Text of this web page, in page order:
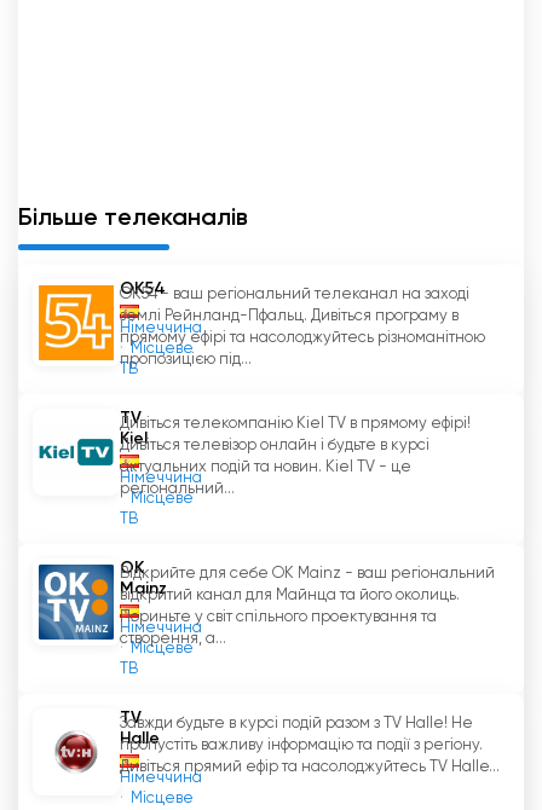
Більше телеканалів
OK54
Німеччина
Місцеве
ТВ
OK54 - ваш регіональний телеканал на заході
землі Рейнланд-Пфальц. Дивіться програму в
прямому ефірі та насолоджуйтесь різноманітною
пропозицією під...
TV
Kiel
Німеччина
Місцеве
ТВ
Дивіться телекомпанію Kiel TV в прямому ефірі!
Дивіться телевізор онлайн і будьте в курсі
актуальних подій та новин. Kiel TV - це
регіональний...
OK
Mainz
Німеччина
Місцеве
ТВ
Відкрийте для себе OK Mainz - ваш регіональний
відкритий канал для Майнца та його околиць.
Пориньте у світ спільного проектування та
створення, а...
TV
Halle
Німеччина
Місцеве
Завжди будьте в курсі подій разом з TV Halle! Не
пропустіть важливу інформацію та події з регіону.
Дивіться прямий ефір та насолоджуйтесь TV Halle...